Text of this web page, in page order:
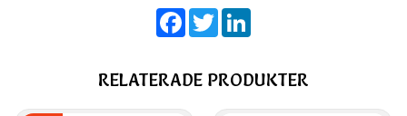
Facebook
Twitter
RELATERADE PRODUKTER